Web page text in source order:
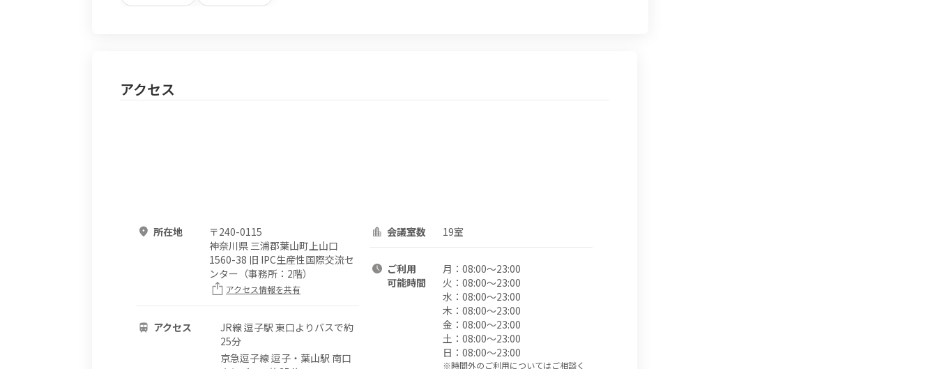
アクセス
所在地 〒240-0115
神奈川県 三浦郡葉山町上山口
1560-38 旧 IPC生産性国際交流セ
ンター（事務所：2階）
アクセス情報を共有
アクセス
JR線 逗子駅 東口よりバスで約
25分
京急逗子線 逗子・葉山駅 南口
会議室数 19室
ご利用
可能時間
月： 08:00〜23:00
火： 08:00〜23:00
水： 08:00〜23:00
木： 08:00〜23:00
金： 08:00〜23:00
土： 08:00〜23:00
日： 08:00〜23:00
※時間外のご利用についてはご相談く